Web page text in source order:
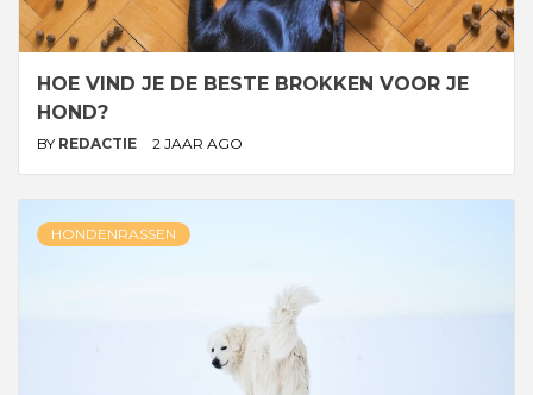
HOE VIND JE DE BESTE BROKKEN VOOR JE
HOND?
BY REDACTIE 2 JAAR AGO
HONDENRASSEN